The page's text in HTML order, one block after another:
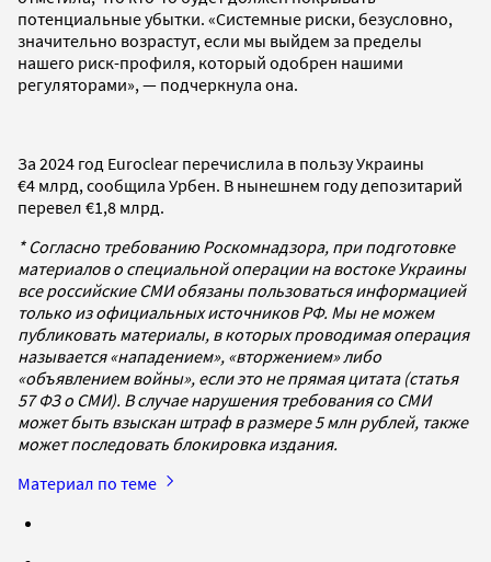
потенциальные убытки. «Системные риски, безусловно,
значительно возрастут, если мы выйдем за пределы
нашего риск-профиля, который одобрен нашими
регуляторами», — подчеркнула она.
За 2024 год Euroclear перечислила в пользу Украины
€4 млрд, сообщила Урбен. В нынешнем году депозитарий
перевел €1,8 млрд.
* Согласно требованию Роскомнадзора, при подготовке
материалов о специальной операции на востоке Украины
все российские СМИ обязаны пользоваться информацией
только из официальных источников РФ. Мы не можем
публиковать материалы, в которых проводимая операция
называется «нападением», «вторжением» либо
«объявлением войны», если это не прямая цитата (статья
57 ФЗ о СМИ). В случае нарушения требования со СМИ
может быть взыскан штраф в размере 5 млн рублей, также
может последовать блокировка издания.
Материал по теме